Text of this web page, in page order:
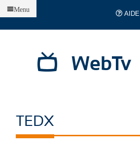
AIDE
WebTv
Menu
TEDX